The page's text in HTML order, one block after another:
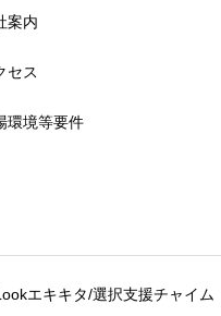
案内
セス
環境等要件
エキキタ/選択支援チャイム